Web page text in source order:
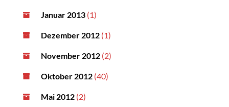
Januar 2013 (1)
Dezember 2012 (1)
November 2012 (2)
Oktober 2012 (40)
Mai 2012 (2)